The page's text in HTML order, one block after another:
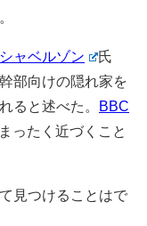
ャベルゾン
氏
部向けの隠れ家を
ると述べた。 BBC
ったく近づくこと
見つけることはで